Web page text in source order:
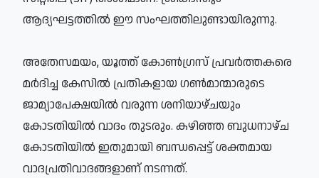
ആദ്യഘട്ടത്തില്‍ ഈ സംഘത്തിലുണ്ടായിരുന്നു.
അതേസമയം, യൂത്ത് കോണ്‍ഗ്രസ് പ്രവര്‍ത്തകരെ
മര്‍ദിച്ച കേസില്‍ പ്രതികളായ ഗണ്‍മാന്മാരുടെ
ജാമ്യാപേക്ഷയില്‍ വരുന്ന ശനിയാഴ്ചയും
കോടതിയില്‍ വാദം തുടരും. കഴിഞ്ഞ ബുധനാഴ്ച
കോടതിയില്‍ ഇതുമായി ബന്ധപ്പെട്ട് ശക്തമായ
വാദപ്രതിവാദങ്ങളാണ് നടന്നത്.